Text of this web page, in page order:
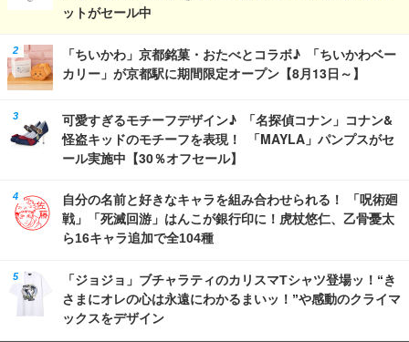
ットがセール中
「ちいかわ」京都銘菓・おたべとコラボ♪ 「ちいかわベー
カリー」が京都駅に期間限定オープン【8月13日～】
可愛すぎるモチーフデザイン♪ 「名探偵コナン」コナン&
怪盗キッドのモチーフを表現！ 「MAYLA」パンプスがセ
ール実施中【30％オフセール】
自分の名前と好きなキャラを組み合わせられる！ 「呪術廻
戦」「死滅回游」はんこが銀行印に！虎杖悠仁、乙骨憂太
ら16キャラ追加で全104種
「ジョジョ」ブチャラティのカリスマTシャツ登場ッ！“き
さまにオレの心は永遠にわかるまいッ！”や感動のクライマ
ックスをデザイン